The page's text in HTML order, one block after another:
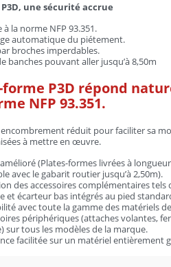
une sécurité accrue
la norme NFP 93.351.
automatique du piétement.
broches imperdables.
banches pouvant aller jusqu’à 8,50m
forme P3D répond
NFP 93.351.
réduit pour faciliter sa
à mettre en œuvre.
(Plates-formes livrées à
avec le gabarit routier jusqu’à 2,50m).
des accessoires complémentaires
et écarteur bas intégrés au pied
avec toute la gamme des matériels
périphériques (attaches volantes,
sur tous les modèles de la marque.
facilitée sur un matériel entièrement